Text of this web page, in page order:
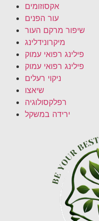
אקסוזומים
עור הפנים
שיפור מרקם העור
מיקרונידלינג
פילינג רפואי עמוק
פילינג רפואי עמוק
ניקוי רעלים
שיאצו
רפלקסולוגיה
ירידה במשקל